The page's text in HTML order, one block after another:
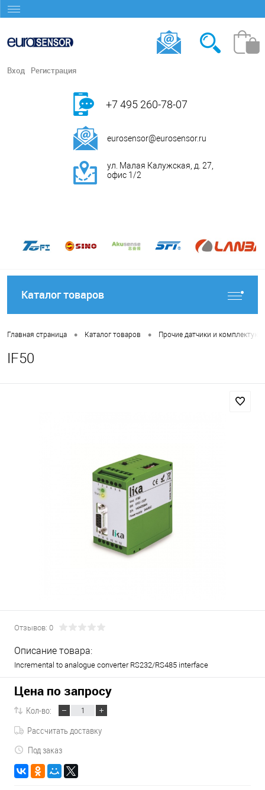
Вход Регистрация
+7 495 260-78-07
eurosensor@eurosensor.ru
ул. Малая Калужская, д. 27,
офис 1/2
Каталог товаров
Главная страница • Каталог товаров • Прочие датчики и
IF50
Отзывов: 0
Описание товара:
Incremental to analogue converter RS232/RS485 interface
Цена по запросу
Кол-во:
Рассчитать доставку
Под заказ